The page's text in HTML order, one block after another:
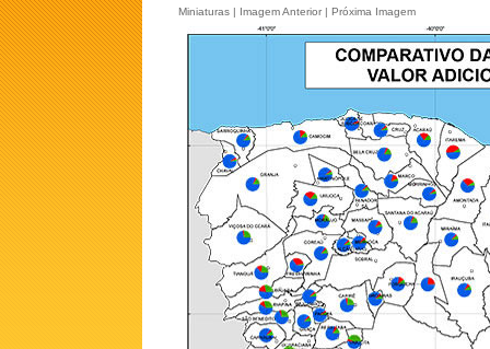
Miniaturas | Imagem Anterior | Próxima Imagem